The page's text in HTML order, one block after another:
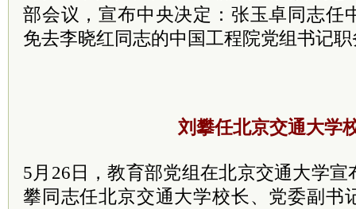
部会议，宣布中央决定：张玉卓同志任
免去李晓红同志的中国工程院党组书记
刘攀任北京交通大学
5月26日，教育部党组在北京交通大学
攀同志任北京交通大学校长、党委副书